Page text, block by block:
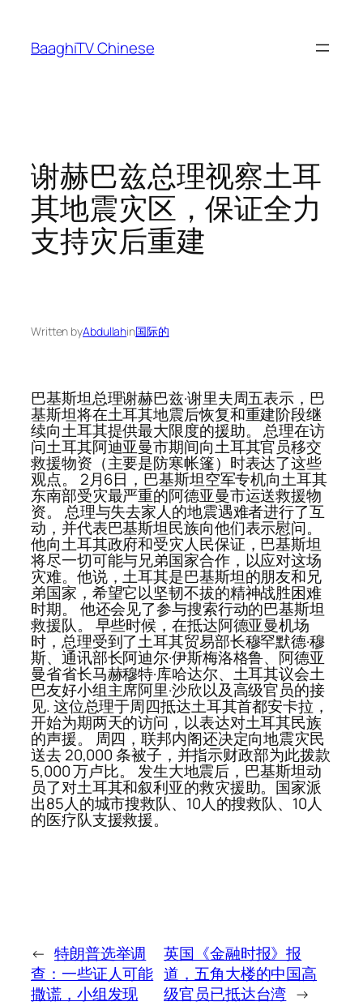
content
BaaghiTV Chinese
谢赫巴兹总理视察土耳
其地震灾区，保证全力
支持灾后重建
Written byAbdullahin国际的
巴基斯坦总理谢赫巴兹·谢里夫周五表示，巴
基斯坦将在土耳其地震后恢复和重建阶段继
续向土耳其提供最大限度的援助。 总理在访
问土耳其阿迪亚曼市期间向土耳其官员移交
救援物资（主要是防寒帐篷）时表达了这些
观点。 2月6日，巴基斯坦空军专机向土耳其
东南部受灾最严重的阿德亚曼市运送救援物
资。 总理与失去家人的地震遇难者进行了互
动，并代表巴基斯坦民族向他们表示慰问。
他向土耳其政府和受灾人民保证，巴基斯坦
将尽一切可能与兄弟国家合作，以应对这场
灾难。他说，土耳其是巴基斯坦的朋友和兄
弟国家，希望它以坚韧不拔的精神战胜困难
时期。 他还会见了参与搜索行动的巴基斯坦
救援队。 早些时候，在抵达阿德亚曼机场
时，总理受到了土耳其贸易部长穆罕默德·穆
斯、通讯部长阿迪尔·伊斯梅洛格鲁、阿德亚
曼省省长马赫穆特·库哈达尔、土耳其议会土
巴友好小组主席阿里·沙欣以及高级官员的接
见. 这位总理于周四抵达土耳其首都安卡拉，
开始为期两天的访问，以表达对土耳其民族
的声援。 周四，联邦内阁还决定向地震灾民
送去 20,000 条被子，并指示财政部为此拨款
5,000 万卢比。 发生大地震后，巴基斯坦动
员了对土耳其和叙利亚的救灾援助。国家派
出85人的城市搜救队、10人的搜救队、10人
的医疗队支援救援。
← 特朗普选举调
查：一些证人可能
撒谎，小组发现
英国《金融时报》报
道，五角大楼的中国高
级官员已抵达台湾 →